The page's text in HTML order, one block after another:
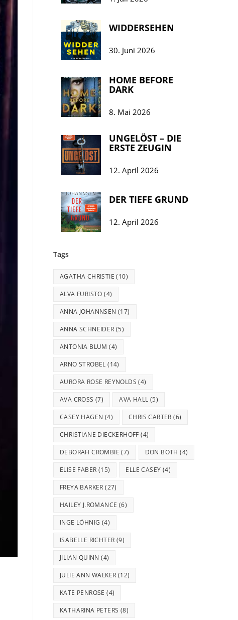
WIDDERSEHEN
30. Juni 2026
HOME BEFORE
DARK
8. Mai 2026
UNGELÖST – DIE
ERSTE ZEUGIN
12. April 2026
DER TIEFE GRUND
12. April 2026
Tags
AGATHA CHRISTIE (10)
ALVA FURISTO (4)
ANNA JOHANNSEN (17)
ANNA SCHNEIDER (5)
ANTONIA BLUM (4)
ARNO STROBEL (14)
AURORA ROSE REYNOLDS (4)
AVA CROSS (7) AVA HALL (5)
CASEY HAGEN (4) CHRIS CARTER (6)
CHRISTIANE DIECKERHOFF (4)
DEBORAH CROMBIE (7) DON BOTH (4)
ELISE FABER (15) ELLE CASEY (4)
FREYA BARKER (27)
HAILEY J.ROMANCE (6)
INGE LÖHNIG (4)
ISABELLE RICHTER (9)
JILIAN QUINN (4)
JULIE ANN WALKER (12)
KATE PENROSE (4)
KATHARINA PETERS (8)